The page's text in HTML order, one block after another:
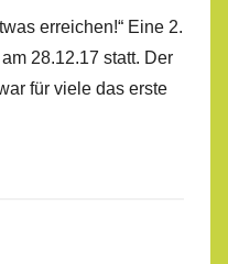
erreichen!“ Eine 2.
28.12.17 statt. Der
für viele das erste